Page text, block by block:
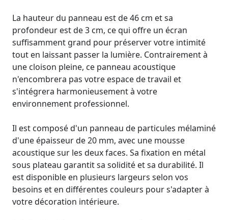
La hauteur du panneau est de 46 cm et sa
profondeur est de 3 cm, ce qui offre un écran
suffisamment grand pour préserver votre intimité
tout en laissant passer la lumière. Contrairement à
une cloison pleine, ce panneau acoustique
n'encombrera pas votre espace de travail et
s'intégrera harmonieusement à votre
environnement professionnel.
Il est composé d'un panneau de particules mélaminé
d'une épaisseur de 20 mm, avec une mousse
acoustique sur les deux faces. Sa fixation en métal
sous plateau garantit sa solidité et sa durabilité. Il
est disponible en plusieurs largeurs selon vos
besoins et en différentes couleurs pour s'adapter à
votre décoration intérieure.